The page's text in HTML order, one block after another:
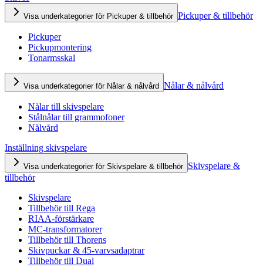
Visa underkategorier för Pickuper & tillbehör Pickuper & tillbehör
Pickuper
Pickupmontering
Tonarmsskal
Visa underkategorier för Nålar & nålvård Nålar & nålvård
Nålar till skivspelare
Stålnålar till grammofoner
Nålvård
Inställning skivspelare
Visa underkategorier för Skivspelare & tillbehör Skivspelare &
tillbehör
Skivspelare
Tillbehör till Rega
RIAA-förstärkare
MC-transformatorer
Tillbehör till Thorens
Skivpuckar & 45-varvsadaptrar
Tillbehör till Dual